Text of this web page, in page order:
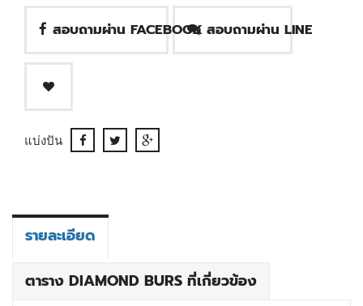
สอบถามผ่าน FACEBOOK สอบถามผ่าน LINE
แบ่งปัน
รายละเอียด
ตาราง DIAMOND BURS ที่เกี่ยวข้อง